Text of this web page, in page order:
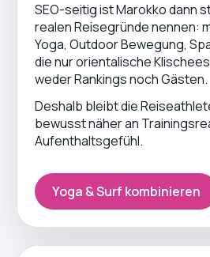
SEO-seitig ist Marokko dann
realen Reisegründe nennen:
Yoga, Outdoor Bewegung,
die nur orientalische
weder Rankings noch Gästen.
Deshalb bleibt die
bewusst näher an
Aufenthaltsgefühl.
Yoga & Surf kombinieren